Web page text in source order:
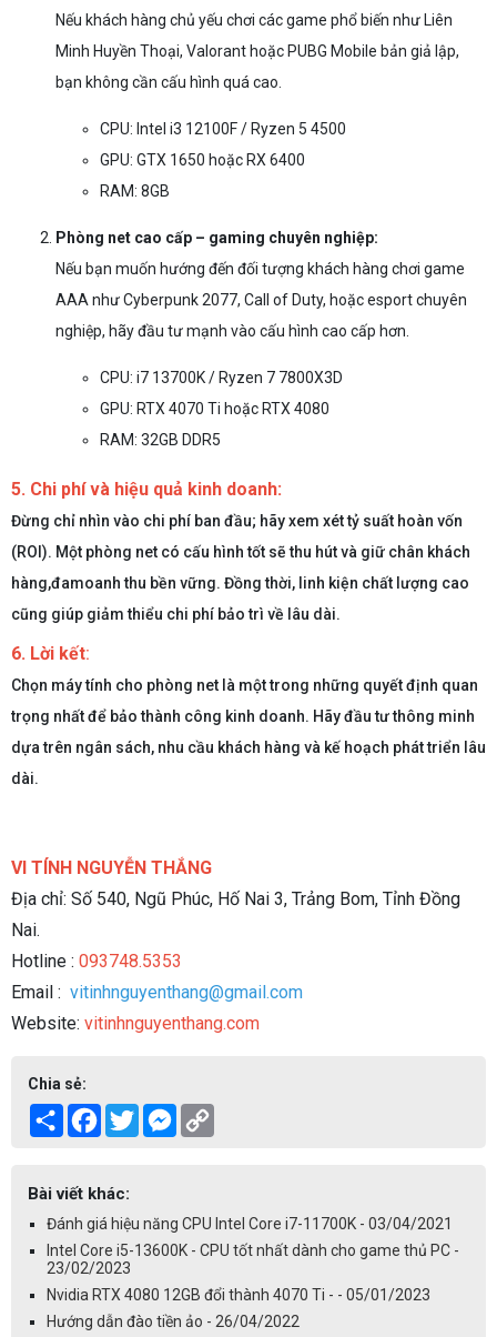
Nếu khách hàng chủ yếu chơi các game phổ biến như Liên
Minh Huyền Thoại, Valorant hoặc PUBG Mobile bản giả lập,
bạn không cần cấu hình quá cao.
CPU: Intel i3 12100F / Ryzen 5 4500
GPU: GTX 1650 hoặc RX 6400
RAM: 8GB
Phòng net cao cấp – gaming chuyên nghiệp:
Nếu bạn muốn hướng đến đối tượng khách hàng chơi game
AAA như Cyberpunk 2077, Call of Duty, hoặc esport chuyên
nghiệp, hãy đầu tư mạnh vào cấu hình cao cấp hơn.
CPU: i7 13700K / Ryzen 7 7800X3D
GPU: RTX 4070 Ti hoặc RTX 4080
RAM: 32GB DDR5
5. Chi phí và hiệu quả kinh doanh:
Đừng chỉ nhìn vào chi phí ban đầu; hãy xem xét tỷ suất hoàn vốn
(ROI). Một phòng net có cấu hình tốt sẽ thu hút và giữ chân khách
hàng,đamoanh thu bền vững. Đồng thời, linh kiện chất lượng cao
cũng giúp giảm thiểu chi phí bảo trì về lâu dài.
6. Lời kết:
Chọn máy tính cho phòng net là một trong những quyết định quan
trọng nhất để bảo thành công kinh doanh. Hãy đầu tư thông minh
dựa trên ngân sách, nhu cầu khách hàng và kế hoạch phát triển lâu
dài.
VI TÍNH NGUYỄN THẮNG
Địa chỉ: Số 540, Ngũ Phúc, Hố Nai 3, Trảng Bom, Tỉnh Đồng
Nai.
Hotline : 093748.5353
Email : vitinhnguyenthang@gmail.com
Website: vitinhnguyenthang.com
Chia sẻ:
Share Facebook
TwitterMessenger
Bài viết khác:
Đánh giá hiệu năng CPU Intel Core i7-11700K - 03/04/2021
Intel Core i5-13600K - CPU tốt nhất dành cho game thủ PC -
23/02/2023
Nvidia RTX 4080 12GB đổi thành 4070 Ti - - 05/01/2023
Hướng dẫn đào tiền ảo - 26/04/2022